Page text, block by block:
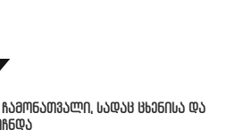
ჩამონათვალი, სადაც ცხენისა და